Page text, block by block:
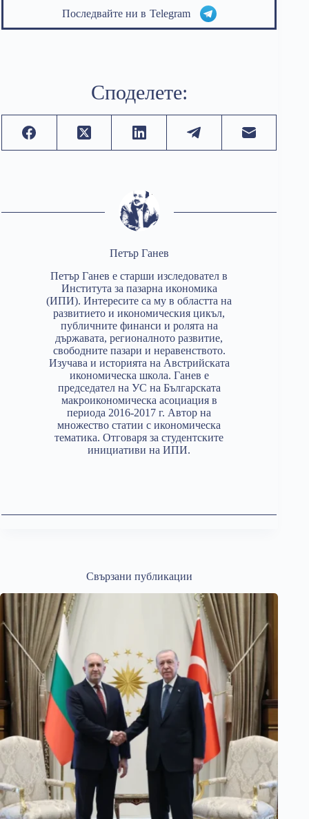
Последвайте ни в Telegram
Споделете:
Петър Ганев
Петър Ганев е старши изследовател в
Института за пазарна икономика
(ИПИ). Интересите са му в областта на
развитието и икономическия цикъл,
публичните финанси и ролята на
държавата, регионалното развитие,
свободните пазари и неравенството.
Изучава и историята на Австрийската
икономическа школа. Ганев е
председател на УС на Българската
макроикономическа асоциация в
периода 2016-2017 г. Автор на
множество статии с икономическа
тематика. Отговаря за студентските
инициативи на ИПИ.
Свързани публикации